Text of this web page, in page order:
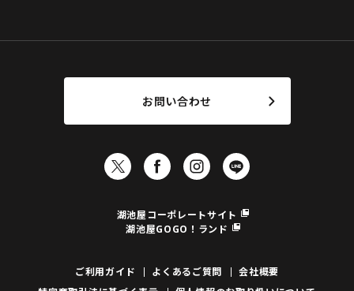
お問い合わせ
湖池屋コーポレートサイト
湖池屋GOGO！ランド
ご利用ガイド よくあるご質問
会社概要